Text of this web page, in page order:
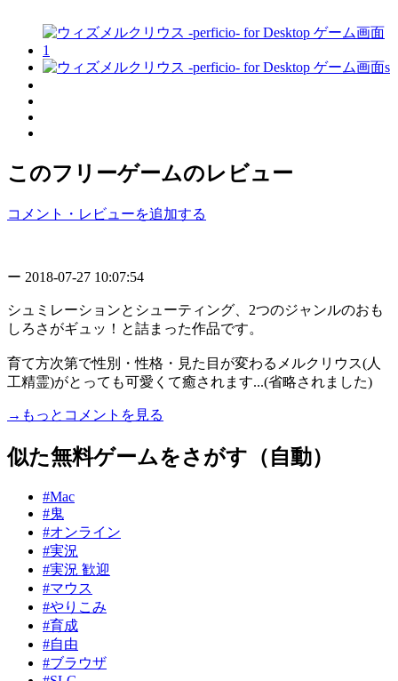
このフリーゲームのレビュー
コメント・レビューを追加する
ー 2018-07-27 10:07:54
シュミレーションとシューティング、2つのジャンルのおも
しろさがギュッ！と詰まった作品です。
育て方次第で性別・性格・見た目が変わるメルクリウス(人
工精霊)がとっても可愛くて癒されます...(省略されました)
→もっとコメントを見る
似た無料ゲームをさがす（自動）
#Mac
#鬼
#オンライン
#実況
#実況 歓迎
#マウス
#やりこみ
#育成
#自由
#ブラウザ